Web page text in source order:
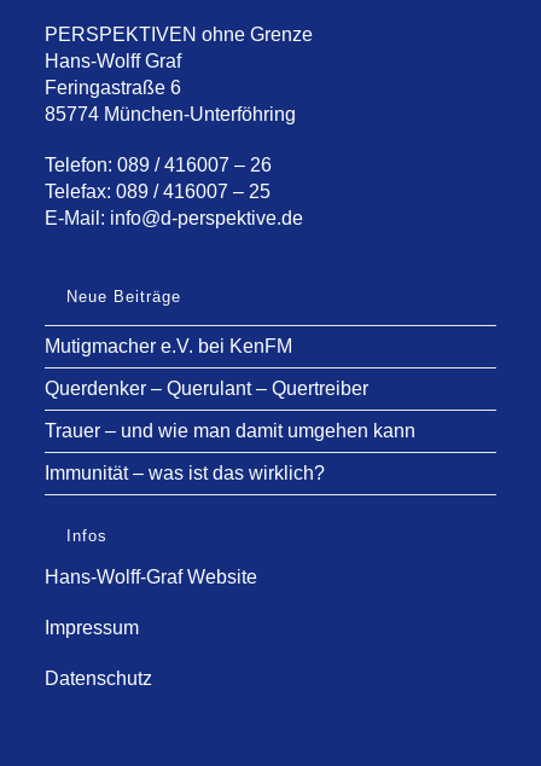
PERSPEKTIVEN ohne Grenze
Hans-Wolff Graf
Feringastraße 6
85774 München-Unterföhring
Telefon: 089 / 416007 – 26
Telefax: 089 / 416007 – 25
E-Mail: info@d-perspektive.de
Neue Beiträge
Mutigmacher e.V. bei KenFM
Querdenker – Querulant – Quertreiber
Trauer – und wie man damit umgehen kann
Immunität – was ist das wirklich?
Infos
Hans-Wolff-Graf Website
Impressum
Datenschutz